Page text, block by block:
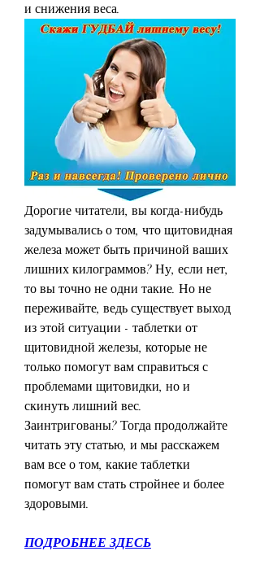
и снижения веса.
Дорогие читатели, вы когда-нибудь
задумывались о том, что щитовидная
железа может быть причиной ваших
лишних килограммов? Ну, если нет,
то вы точно не одни такие. Но не
переживайте, ведь существует выход
из этой ситуации - таблетки от
щитовидной железы, которые не
только помогут вам справиться с
проблемами щитовидки, но и
скинуть лишний вес.
Заинтригованы? Тогда продолжайте
читать эту статью, и мы расскажем
вам все о том, какие таблетки
помогут вам стать стройнее и более
здоровыми.
ПОДРОБНЕЕ ЗДЕСЬ